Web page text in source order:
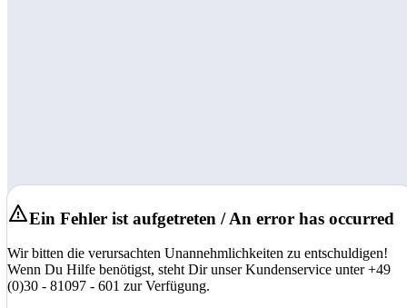
Ein Fehler ist aufgetreten / An error has occurred
Wir bitten die verursachten Unannehmlichkeiten zu entschuldigen!
Wenn Du Hilfe benötigst, steht Dir unser Kundenservice unter +49
(0)30 - 81097 - 601 zur Verfügung.